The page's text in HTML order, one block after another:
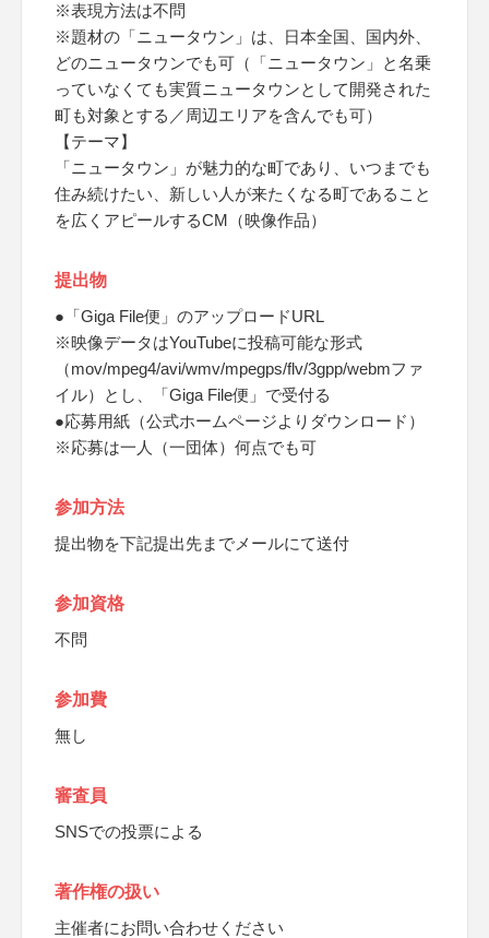
※表現方法は不問
※題材の「ニュータウン」は、日本全国、国内外、
どのニュータウンでも可（「ニュータウン」と名乗
っていなくても実質ニュータウンとして開発された
町も対象とする／周辺エリアを含んでも可）
【テーマ】
「ニュータウン」が魅力的な町であり、いつまでも
住み続けたい、新しい人が来たくなる町であること
を広くアピールするCM（映像作品）
提出物
●「Giga File便」のアップロードURL
※映像データはYouTubeに投稿可能な形式
（mov/mpeg4/avi/wmv/mpegps/flv/3gpp/webmファ
イル）とし、「Giga File便」で受付る
●応募用紙（公式ホームページよりダウンロード）
※応募は一人（一団体）何点でも可
参加方法
提出物を下記提出先までメールにて送付
参加資格
不問
参加費
無し
審査員
SNSでの投票による
著作権の扱い
主催者にお問い合わせください